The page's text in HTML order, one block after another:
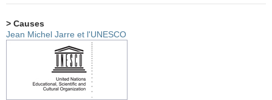
> Causes
Jean Michel Jarre et l'UNESCO